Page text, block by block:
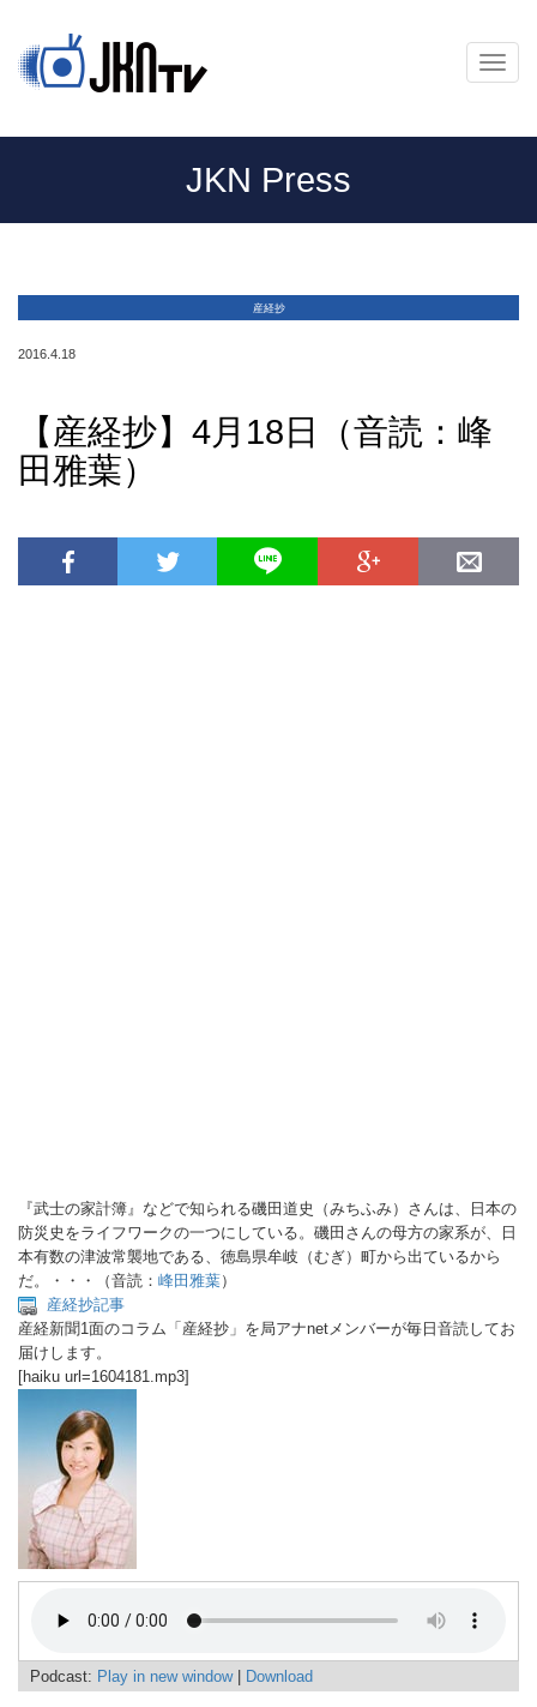
メ
ニ
ー
JKN Press
産経抄
2016.4.18
【産経抄】4月18日（音読：峰
田雅葉）
『武士の家計簿』などで知られる磯田道史（みちふみ）さんは、日本の
防災史をライフワークの一つにしている。磯田さんの母方の家系が、日
本有数の津波常襲地である、徳島県牟岐（むぎ）町から出ているから
だ。・・・（音読： 峰田雅葉）
産経抄記事
産経新聞1面のコラム「産経抄」を局アナnetメンバーが毎日音読してお
届けします。
[haiku url=1604181.mp3]
Podcast: Play in new window| Download